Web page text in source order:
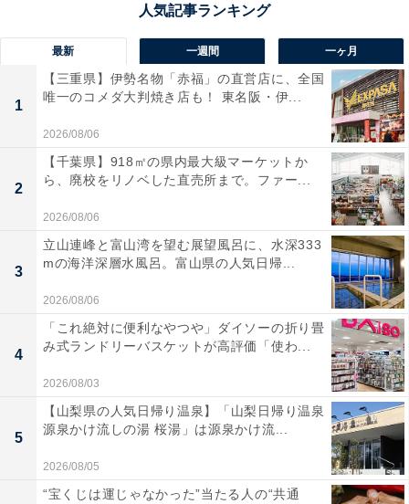
お手入れ方法としては、洗濯機の電源が入っていない状
態で排水ホースを抜き、排水口の部品を全て取り外して
水洗いを行います。このときに糸くずなどがたまってい
たらしっかりと取り除いておきましょう。また、排水ト
ラップ内にきれいな水を注ぎ、下水からニオイが上がっ
てこないようにします。
その後、再び排水口の部品を取り付けて、排水ホースを
接続してメンテナンスは完了です。なお、排水口が洗濯
機本体の下などにあって自分で手入れできない場合はメ
ーカーのサポートに確認しましょう。
排水口が詰まると、洗濯中に逆流して水漏れしたり、悪
臭が漂う原因になるほか、もちろん洗濯もできなくなり
ます。排水口が詰まる前にしっかりお手入れしておきま
しょう。
最新 一週間 一ヶ月
1
【三重県】伊勢名物「赤福」の直営店に、全国
唯一のコメダ大判焼き店も！ 東名阪・伊...
2026/08/06
2
【千葉県】918㎡の県内最大級マーケットか
ら、廃校をリノベした直売所まで。ファー...
2026/08/06
3
立山連峰と富山湾を望む展望風呂に、水深333
mの海洋深層水風呂。富山県の人気日帰...
2026/08/06
4
「これ絶対に便利なやつや」ダイソーの折り畳
み式ランドリーバスケットが高評価「使わ...
2026/08/03
5
【山梨県の人気日帰り温泉】「山梨日帰り温泉
源泉かけ流しの湯 桜湯」は源泉かけ流...
2026/08/05
“宝くじは運じゃなかった”当たる人の“共通